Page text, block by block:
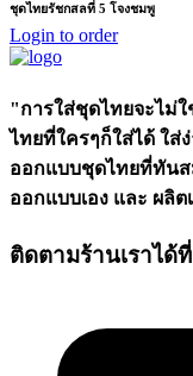
ชุดไทยรัชกสลที่ 5 โจงชมพู
Login to order
"การใส่ชุดไทยจะไม่ใ
ไทยที่ใครๆก็ใส่ได้ ใส่
ออกแบบชุดไทยที่ทันส
ออกแบบเอง และ ผลิต
ติดตามร้านเราได้ที่